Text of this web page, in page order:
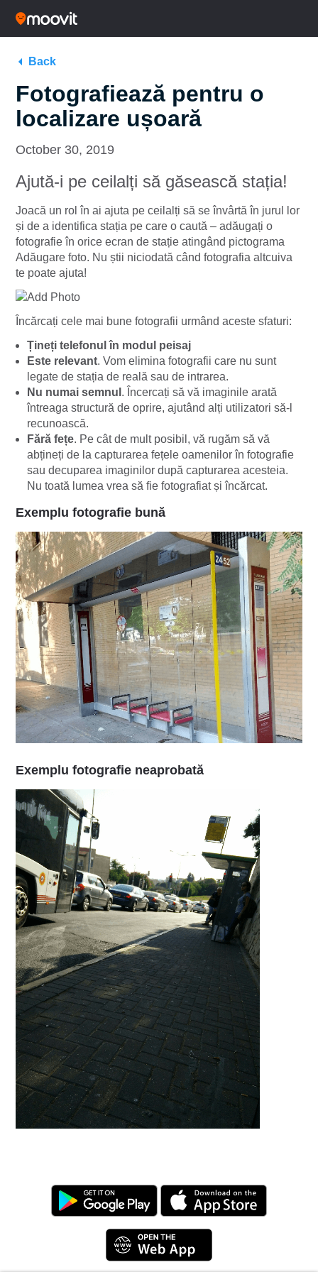
Back
Fotografiează pentru o
localizare ușoară
October 30, 2019
Ajută-i pe ceilalți să găsească stația!
Joacă un rol în ai ajuta pe ceilalți să se învârtă în jurul lor
și de a identifica stația pe care o caută – adăugați o
fotografie în orice ecran de stație atingând pictograma
Adăugare foto. Nu știi niciodată când fotografia altcuiva
te poate ajuta!
Încărcați cele mai bune fotografii urmând aceste sfaturi:
Țineți telefonul în modul peisaj
Este relevant. Vom elimina fotografii care nu sunt
legate de stația de reală sau de intrarea.
Nu numai semnul . Încercați să vă imaginile arată
întreaga structură de oprire, ajutând alți utilizatori să-l
recunoască.
Fără fețe. Pe cât de mult posibil, vă rugăm să vă
abțineți de la capturarea fețele oamenilor în fotografie
sau decuparea imaginilor după capturarea acesteia.
Nu toată lumea vrea să fie fotografiat și încărcat.
Exemplu fotografie bună
Exemplu fotografie neaprobată